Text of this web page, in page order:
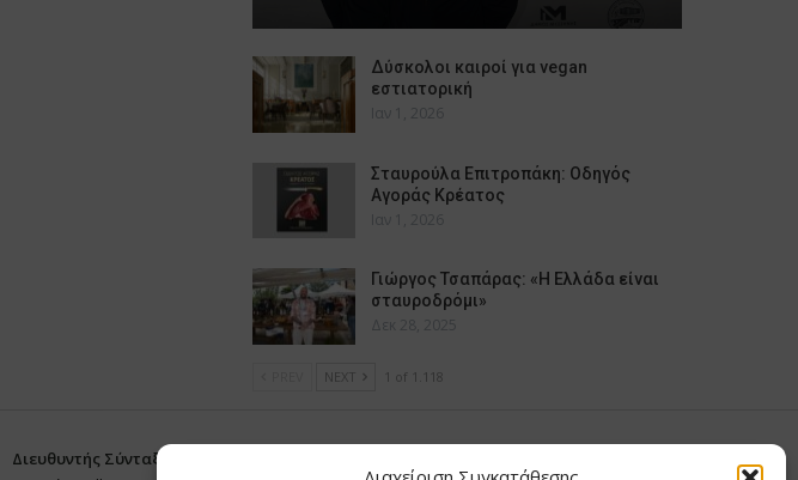
Δύσκολοι καιροί για vegan
εστιατορική
Ιαν 1, 2026
Σταυρούλα Επιτροπάκη: Οδηγός
Αγοράς Κρέατος
Ιαν 1, 2026
Γιώργος Τσαπάρας: «Η Ελλάδα είναι
σταυροδρόμι»
Δεκ 28, 2025
NEXT 1 of 1.118
Διευθυντής Σύνταξης: